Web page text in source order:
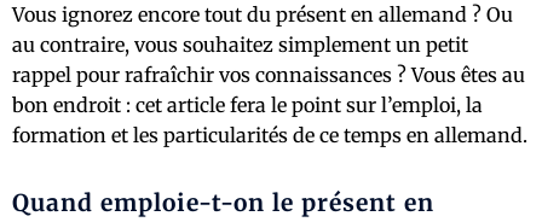
Vous ignorez encore tout du présent en allemand ? Ou
au contraire, vous souhaitez simplement un petit
rappel pour rafraîchir vos connaissances ? Vous êtes au
bon endroit : cet article fera le point sur l’emploi, la
formation et les particularités de ce temps en allemand.
Quand emploie-t-on le présent en